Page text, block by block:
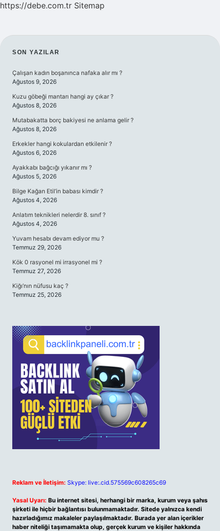
https://debe.com.tr Sitemap
SIDEBAR
SON YAZILAR
Çalışan kadın boşanınca nafaka alır mı ?
Ağustos 9, 2026
Kuzu göbeği mantarı hangi ay çıkar ?
Ağustos 8, 2026
Mutabakatta borç bakiyesi ne anlama gelir ?
Ağustos 8, 2026
Erkekler hangi kokulardan etkilenir ?
Ağustos 6, 2026
Ayakkabı bağcığı yıkanır mı ?
Ağustos 5, 2026
Bilge Kağan Etil’in babası kimdir ?
Ağustos 4, 2026
Anlatım teknikleri nelerdir 8. sınıf ?
Ağustos 4, 2026
Yuvam hesabı devam ediyor mu ?
Temmuz 29, 2026
Kök 0 rasyonel mi irrasyonel mi ?
Temmuz 27, 2026
Kiğı’nın nüfusu kaç ?
Temmuz 25, 2026
Reklam ve İletişim: Skype: live:.cid.575569c608265c69
Yasal Uyarı: Bu internet sitesi, herhangi bir marka, kurum veya şahıs
şirketi ile hiçbir bağlantısı bulunmamaktadır. Sitede yalnızca kendi
hazırladığımız makaleler paylaşılmaktadır. Burada yer alan içerikler
haber niteliği taşımamakta olup, gerçek kurum ve kişiler hakkında